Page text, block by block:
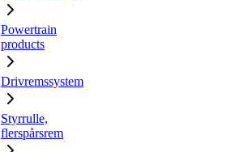
Powertrain
products
Drivremssystem
Styrrulle,
flerspårsrem